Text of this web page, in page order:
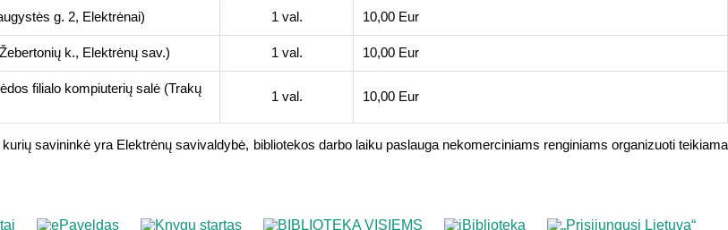
g. 2, Elektrėnai) 1 val. 10,00 Eur
k., Elektrėnų sav.) 1 val. 10,00 Eur
filialo kompiuterių salė (Trakų
1 val. 10,00 Eur
savininkė yra Elektrėnų savivaldybė, bibliotekos darbo laiku paslauga nekomerciniams renginiams organizuoti teikiama